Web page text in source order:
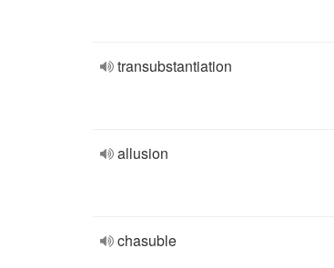
transubstantiation
allusion
chasuble